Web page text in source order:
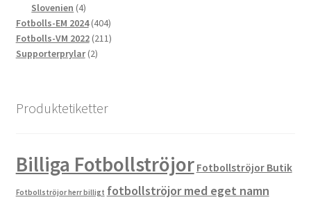
produkter
Slovenien 44
produkter
Fotbolls-EM 2024 404404
produkter
Fotbolls-VM 2022 211211
Supporterprylar 22
Produktetiketter
Billiga Fotbollströjor Fotbollströjor Butik
Fotbollströjor herr billigt fotbollströjor med eget namn